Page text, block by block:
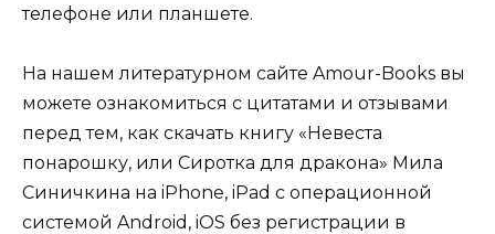
телефоне или планшете.
На нашем литературном сайте Amour-Books вы
можете ознакомиться с цитатами и отзывами
перед тем, как скачать книгу «Невеста
понарошку, или Сиротка для дракона» Мила
Синичкина на iPhone, iPad с операционной
системой Android, iOS без регистрации в